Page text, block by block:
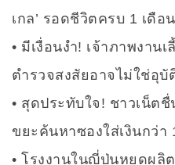
เกล’ รอดชีวิตครบ 1 เดือน
มีเงื่อนงำ! เจ้าภาพงาน
ตำรวจสงสัยอาจไม่ใช่อุบั
สุดประทับใจ! ชาวเน็ต
ขยะค้นหาซองใส่เงินกว่า
โรงงานในญี่ปุ่นหยุดผลิ